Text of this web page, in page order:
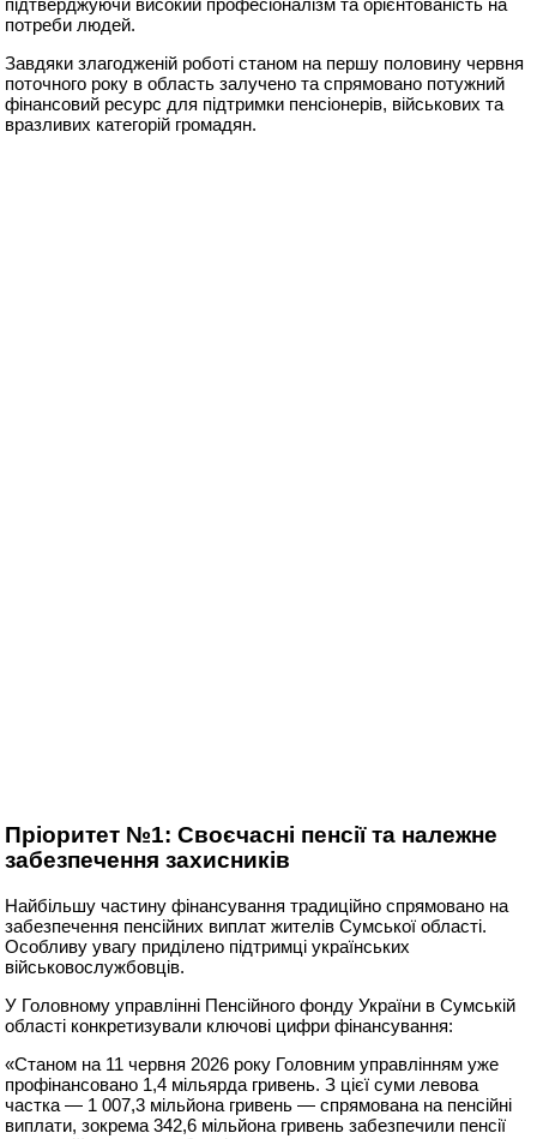
підтверджуючи високий професіоналізм та орієнтованість на
потреби людей.
Завдяки злагодженій роботі станом на першу половину червня
поточного року в область залучено та спрямовано потужний
фінансовий ресурс для підтримки пенсіонерів, військових та
вразливих категорій громадян.
Пріоритет №1: Своєчасні пенсії та належне
забезпечення захисників
Найбільшу частину фінансування традиційно спрямовано на
забезпечення пенсійних виплат жителів Сумської області.
Особливу увагу приділено підтримці українських
військовослужбовців.
У Головному управлінні Пенсійного фонду України в Сумській
області конкретизували ключові цифри фінансування:
«Станом на 11 червня 2026 року Головним управлінням уже
профінансовано 1,4 мільярда гривень. З цієї суми левова
частка — 1 007,3 мільйона гривень — спрямована на пенсійні
виплати, зокрема 342,6 мільйона гривень забезпечили пенсії